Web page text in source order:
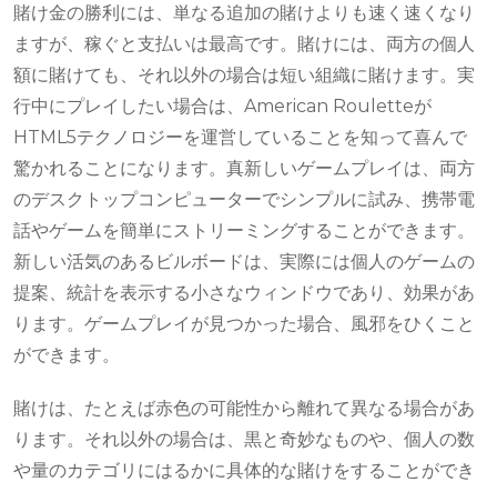
賭け金の勝利には、単なる追加の賭けよりも速く速くなり
ますが、稼ぐと支払いは最高です。賭けには、両方の個人
額に賭けても、それ以外の場合は短い組織に賭けます。実
行中にプレイしたい場合は、American Rouletteが
HTML5テクノロジーを運営していることを知って喜んで
驚かれることになります。真新しいゲームプレイは、両方
のデスクトップコンピューターでシンプルに試み、携帯電
話やゲームを簡単にストリーミングすることができます。
新しい活気のあるビルボードは、実際には個人のゲームの
提案、統計を表示する小さなウィンドウであり、効果があ
ります。ゲームプレイが見つかった場合、風邪をひくこと
ができます。
賭けは、たとえば赤色の可能性から離れて異なる場合があ
ります。それ以外の場合は、黒と奇妙なものや、個人の数
や量のカテゴリにはるかに具体的な賭けをすることができ